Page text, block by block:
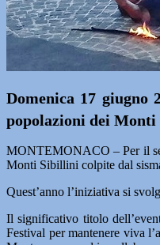
Domenica 17 giugno
popolazioni dei
MONTEMONACO – Per il
Monti Sibillini colpite dal
Quest’anno l’iniziativa si
Il significativo titolo
Festival per mantenere viva